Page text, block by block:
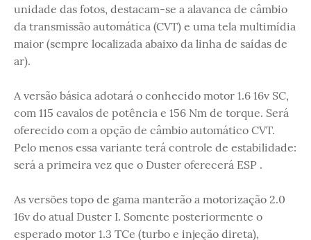
unidade das fotos, destacam-se a alavanca de câmbio
da transmissão automática (CVT) e uma tela multimídia
maior (sempre localizada abaixo da linha de saídas de
ar).
A versão básica adotará o conhecido motor 1.6 16v SC,
com 115 cavalos de potência e 156 Nm de torque. Será
oferecido com a opção de câmbio automático CVT.
Pelo menos essa variante terá controle de estabilidade:
será a primeira vez que o Duster oferecerá ESP .
As versões topo de gama manterão a motorização 2.0
16v do atual Duster I. Somente posteriormente o
esperado motor 1.3 TCe (turbo e injeção direta),